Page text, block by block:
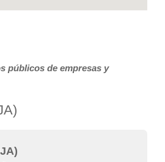
públicos de empresas y